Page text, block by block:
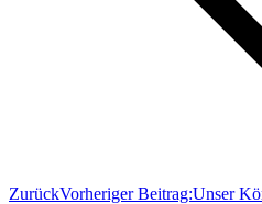
ZurückVorheriger Beitrag:Unser